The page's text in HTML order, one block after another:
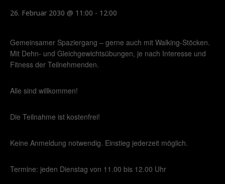
26. Februar 2030 @ 11:00 - 12:00
Gemeinsamer Spaziergang – gerne auch mit Walking-Stöcken.
Mit Dehn- und Gleichgewichtsübungen, je nach Interesse und
Fitness der Teilnehmenden.
Alle sind willkommen!
Die Teilnahme ist kostenfrei!
Keine Anmeldung notwendig. Einstieg jederzeit möglich.
Termine: jeden Dienstag von 11.00 bis 12.00 Uhr